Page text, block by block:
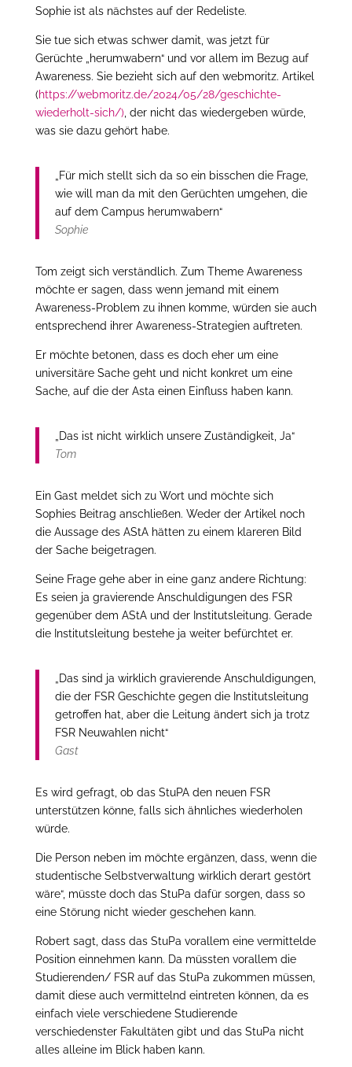
Sophie ist als nächstes auf der Redeliste.
Sie tue sich etwas schwer damit, was jetzt für
Gerüchte „herumwabern“ und vor allem im Bezug auf
Awareness. Sie bezieht sich auf den webmoritz. Artikel
(https://webmoritz.de/2024/05/28/geschichte-
wiederholt-sich/), der nicht das wiedergeben würde,
was sie dazu gehört habe.
„Für mich stellt sich da so ein bisschen die Frage,
wie will man da mit den Gerüchten umgehen, die
auf dem Campus herumwabern“
Sophie
Tom zeigt sich verständlich. Zum Theme Awareness
möchte er sagen, dass wenn jemand mit einem
Awareness-Problem zu ihnen komme, würden sie auch
entsprechend ihrer Awareness-Strategien auftreten.
Er möchte betonen, dass es doch eher um eine
universitäre Sache geht und nicht konkret um eine
Sache, auf die der Asta einen Einfluss haben kann.
„Das ist nicht wirklich unsere Zuständigkeit, Ja“
Tom
Ein Gast meldet sich zu Wort und möchte sich
Sophies Beitrag anschließen. Weder der Artikel noch
die Aussage des AStA hätten zu einem klareren Bild
der Sache beigetragen.
Seine Frage gehe aber in eine ganz andere Richtung:
Es seien ja gravierende Anschuldigungen des FSR
gegenüber dem AStA und der Institutsleitung. Gerade
die Institutsleitung bestehe ja weiter befürchtet er.
„Das sind ja wirklich gravierende Anschuldigungen,
die der FSR Geschichte gegen die Institutsleitung
getroffen hat, aber die Leitung ändert sich ja trotz
FSR Neuwahlen nicht“
Gast
Es wird gefragt, ob das StuPA den neuen FSR
unterstützen könne, falls sich ähnliches wiederholen
würde.
Die Person neben im möchte ergänzen, dass, wenn die
studentische Selbstverwaltung wirklich derart gestört
wäre“, müsste doch das StuPa dafür sorgen, dass so
eine Störung nicht wieder geschehen kann.
Robert sagt, dass das StuPa vorallem eine vermittelde
Position einnehmen kann. Da müssten vorallem die
Studierenden/ FSR auf das StuPa zukommen müssen,
damit diese auch vermittelnd eintreten können, da es
einfach viele verschiedene Studierende
verschiedenster Fakultäten gibt und das StuPa nicht
alles alleine im Blick haben kann.